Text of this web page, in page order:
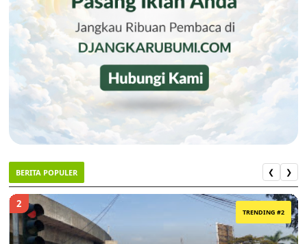
BERITA POPULER ❮ ❯
2
TRENDING #2